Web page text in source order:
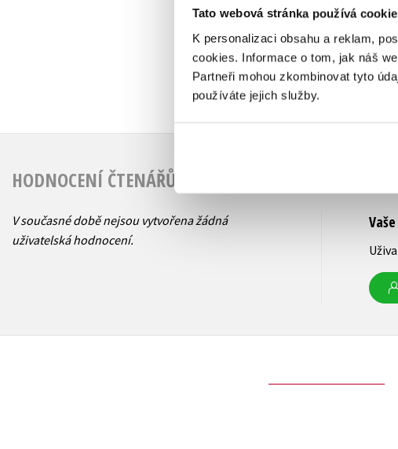
Tato webová stránka používá
K personalizaci obsahu a reklam,
cookies. Informace o tom, jak náš
Partneři mohou zkombinovat tyto
používáte jejich služby.
HODNOCENÍ ČTENÁŘŮ
V současné době nejsou vytvořena žádná
uživatelská hodnocení.